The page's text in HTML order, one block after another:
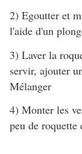
2) Egoutter et
l'aide d'un
3) Laver la
servir, ajouter
Mélanger
4) Monter les
peu de roquette